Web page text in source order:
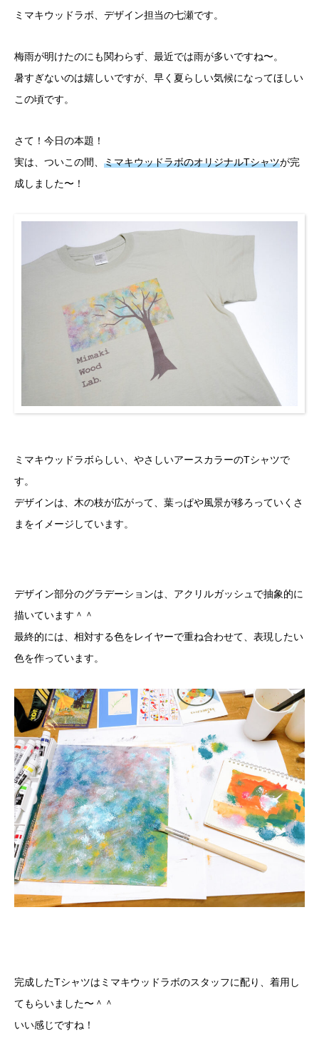
ミマキウッドラボ、デザイン担当の七瀬です。
梅雨が明けたのにも関わらず、最近では雨が多いですね〜。
暑すぎないのは嬉しいですが、早く夏らしい気候になってほしい
この頃です。
さて！今日の本題！
実は、ついこの間、 ミマキウッドラボのオリジナルTシャツが完
成しました〜！
ミマキウッドラボらしい、やさしいアースカラーのTシャツで
す。
デザインは、木の枝が広がって、葉っぱや風景が移ろっていくさ
まをイメージしています。
デザイン部分のグラデーションは、アクリルガッシュで抽象的に
描いています＾＾
最終的には、相対する色をレイヤーで重ね合わせて、表現したい
色を作っています。
完成したTシャツはミマキウッドラボのスタッフに配り、着用し
てもらいました〜＾＾
いい感じですね！